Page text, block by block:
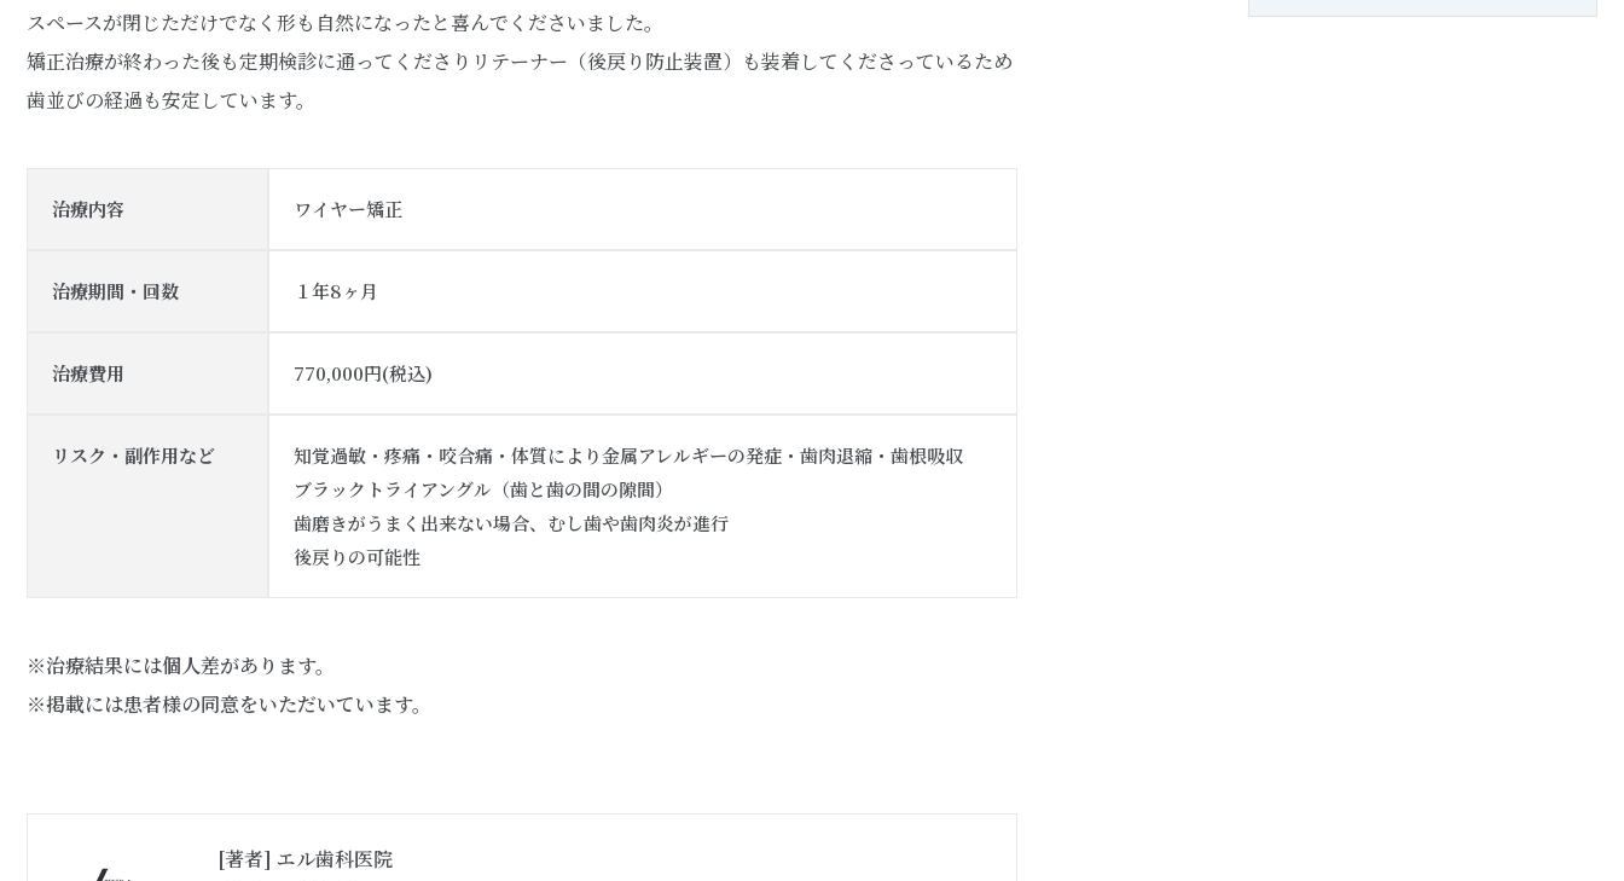
スペースが閉じただけでなく形も自然になったと喜んでくださいました。
矯正治療が終わった後も定期検診に通ってくださりリテーナー（後戻り防止装置）も装着してくださっているため
歯並びの経過も安定しています。
治療内容 ワイヤー矯正
治療期間・回数 １年8ヶ月
治療費用 770,000円(税込)
リスク・副作用など
知覚過敏・疼痛・咬合痛・体質により金属アレルギーの発症・歯肉退縮・歯根吸収
ブラックトライアングル（歯と歯の間の隙間）
歯磨きがうまく出来ない場合、むし歯や歯肉炎が進行
後戻りの可能性
※治療結果には個人差があります。
※掲載には患者様の同意をいただいています。
[著者] エル歯科医院